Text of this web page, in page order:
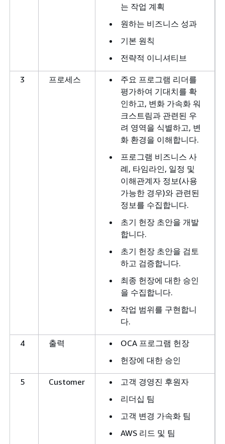
는 작업 계획
원하는 비즈니스 성과
기본 원칙
전략적 이니셔티브
3 프로세스
주요 프로그램 리더를
평가하여 기대치를 확
인하고, 변화 가속화 워
크스트림과 관련된 우
려 영역을 식별하고, 변
화 환경을 이해합니다.
프로그램 비즈니스 사
례, 타임라인, 일정 및
이해관계자 정보(사용
가능한 경우)와 관련된
정보를 수집합니다.
초기 헌장 초안을 개발
합니다.
초기 헌장 초안을 검토
하고 검증합니다.
최종 헌장에 대한 승인
을 수집합니다.
작업 범위를 구현합니
다.
4 출력
OCA 프로그램 헌장
헌장에 대한 승인
5 Customer
고객 경영진 후원자
리더십 팀
고객 변경 가속화 팀
AWS 리드 및 팀